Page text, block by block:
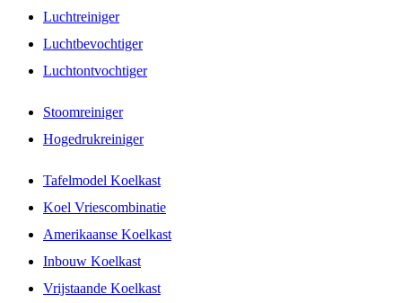
Luchtreiniger
Luchtbevochtiger
Luchtontvochtiger
Stoomreiniger
Hogedrukreiniger
Tafelmodel Koelkast
Koel Vriescombinatie
Amerikaanse Koelkast
Inbouw Koelkast
Vrijstaande Koelkast